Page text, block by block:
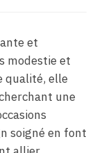
et
modestie et
qualité, elle
une
soigné en font